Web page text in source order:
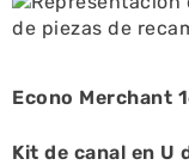
Econo Merchant
Kit de canal en U